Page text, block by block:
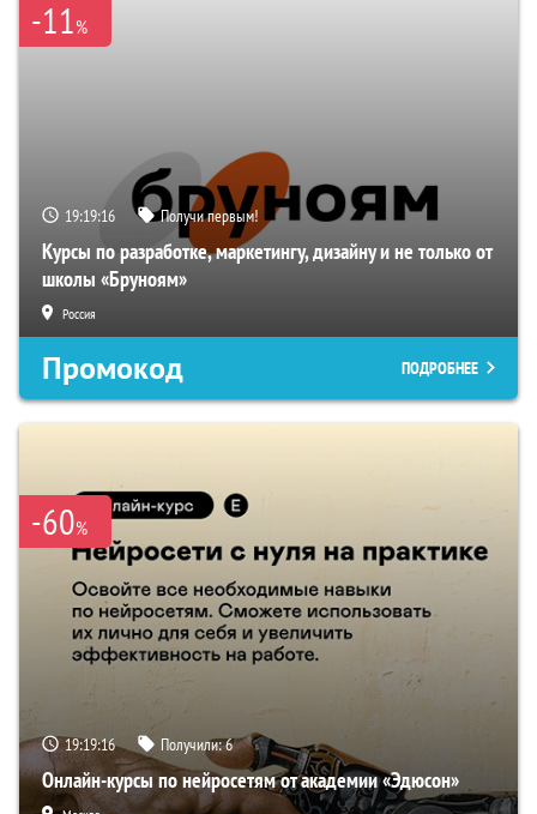
-11%
19:19:15 Получи первым!
Курсы по разработке, маркетингу, дизайну и не только от
школы «Бруноям»
Россия
Промокод ПОДРОБНЕЕ
-60%
19:19:15 Получили:6
Онлайн-курсы по нейросетям от академии «Эдюсон»